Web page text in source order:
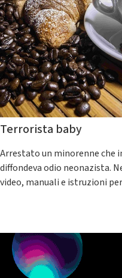
Terrorista baby
Arrestato un minorenne che
diffondeva odio neonazista.
video, manuali e istruzioni per